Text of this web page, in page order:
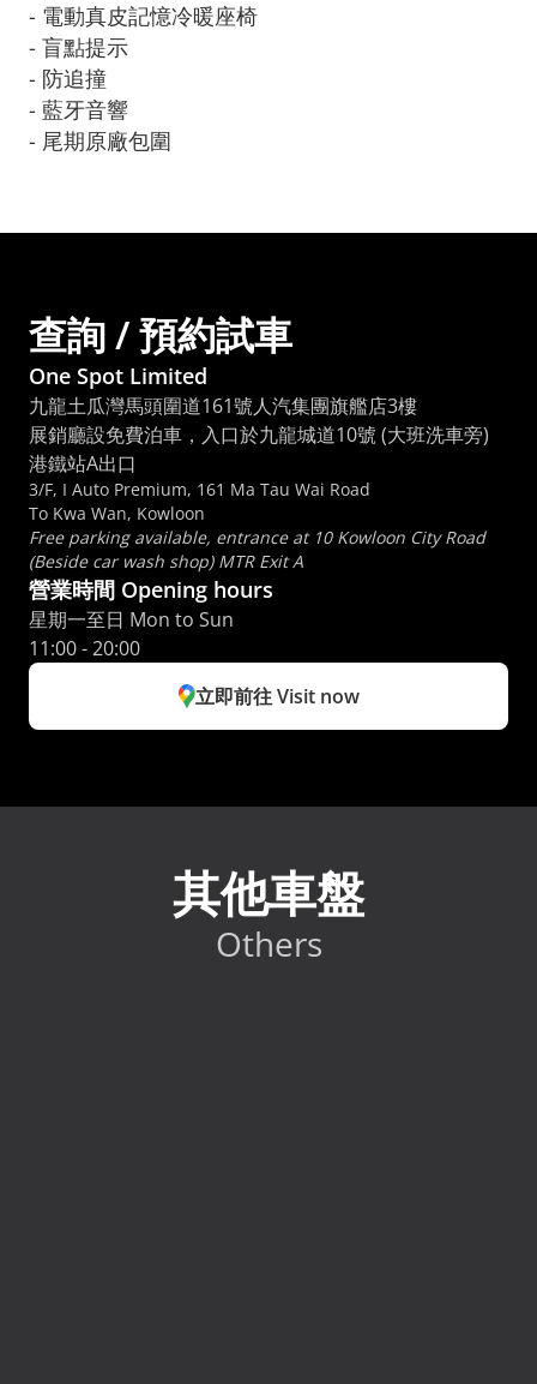
- 電動真皮記憶冷暖座椅
- 盲點提示
- 防追撞
- 藍牙音響
- 尾期原廠包圍
查詢 / 預約試車
One Spot Limited
九龍土瓜灣馬頭圍道161號人汽集團旗艦店3樓
展銷廳設免費泊車，入口於九龍城道10號 (大班洗車旁)
港鐵站A出口
3/F, I Auto Premium, 161 Ma Tau Wai Road
To Kwa Wan, Kowloon
Free parking available, entrance at 10 Kowloon City Road
(Beside car wash shop) MTR Exit A
營業時間 Opening hours
星期一至日 Mon to Sun
11:00 - 20:00
立即前往 Visit now
其他車盤
Others